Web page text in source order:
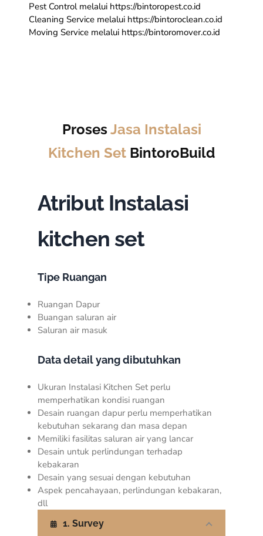
Pest Control melalui https://bintoropest.co.id
Cleaning Service melalui https://bintoroclean.co.id
Moving Service melalui https://bintoromover.co.id
Proses Jasa Instalasi
Kitchen Set BintoroBuild
Atribut Instalasi
kitchen set
Tipe Ruangan
Ruangan Dapur
Buangan saluran air
Saluran air masuk
Data detail yang dibutuhkan
Ukuran Instalasi Kitchen Set perlu
memperhatikan kondisi ruangan
Desain ruangan dapur perlu memperhatikan
kebutuhan sekarang dan masa depan
Memiliki fasilitas saluran air yang lancar
Desain untuk perlindungan terhadap
kebakaran
Desain yang sesuai dengan kebutuhan
Aspek pencahayaan, perlindungan kebakaran,
dll
1. Survey